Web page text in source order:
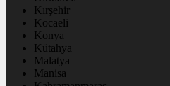
Kırşehir
Kocaeli
Konya
Kütahya
Malatya
Manisa